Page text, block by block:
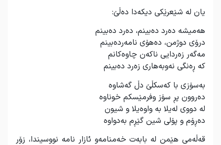
یان لە شێعرێكی دیكەدا دەڵێ:
هەمیشە دەرد دەبینم، دەرد دەبینم
درۆی دوژمن، دەهۆی نامەردەبینم
مەگەر زەردایی ناكەن چاوەكانم
كە ڕەنگی نەوبەهاری زەرد دەبینم
بەسۆزی با كەسكڵێ دڵ گەشاوە
دەروون پڕ سۆز وفرمێسكم خوناوە
لە دووی لەیلا بە واوەیلا و شیون
دەڕۆم و پۆلی شین گێڕم بەدواوە
قەڵەمی هێمن لە بابەت خەمنامەو ئازار نامە نووسیندا، زۆر